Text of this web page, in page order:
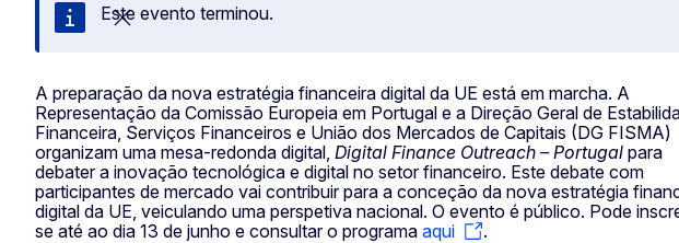
Fechar
Este evento terminou.
A preparação da nova estratégia financeira digital da UE está em marcha. A
Representação da Comissão Europeia em Portugal e a Direção Geral de
Financeira, Serviços Financeiros e União dos Mercados de Capitais (DG FISMA)
organizam uma mesa-redonda digital, Digital Finance Outreach – Portugal para
debater a inovação tecnológica e digital no setor financeiro. Este debate com
participantes de mercado vai contribuir para a conceção da nova estratégia
digital da UE, veiculando uma perspetiva nacional. O evento é público. Pode
se até ao dia 13 de junho e consultar o programa aqui .